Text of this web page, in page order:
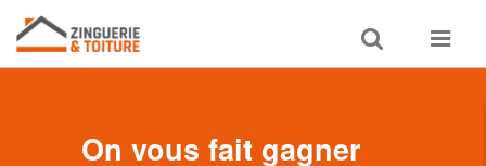
Toggle
search
Toggle
On vous fait gagner